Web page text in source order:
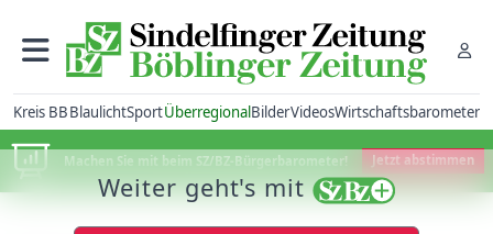
Kreis BBBlaulichtSportÜberregionalBilderVideosWirtschaftsbarometer
Machen Sie mit beim SZ/BZ-Bürgerbarometer! Jetzt abstimmen
Weiter geht's mit